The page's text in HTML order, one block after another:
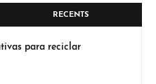
RECENTS
para reciclar